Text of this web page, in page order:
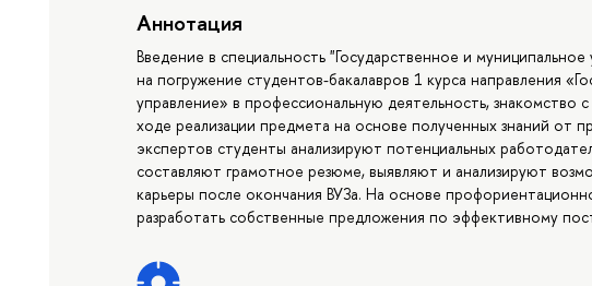
Аннотация
Введение в специальность "Государственное и
на погружение студентов-бакалавров 1 курса направления
управление» в профессиональную деятельность, знакомство
ходе реализации предмета на основе полученных знаний от
экспертов студенты анализируют потенциальных
составляют грамотное резюме, выявляют и анализируют
карьеры после окончания ВУЗа. На основе
разработать собственные предложения по эффективному